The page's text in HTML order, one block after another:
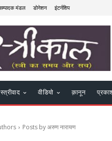
मंडल डोनेशन इंटर्नशिप
स्त्रीवाद वीडियो क़ानून
Posts by अरुण नारायण